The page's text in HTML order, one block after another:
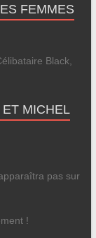
FEMMES
Black,
MICHEL
pas sur
!